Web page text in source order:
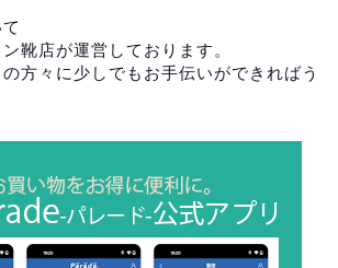
靴店が運営しております。
方々に少しでもお手伝いができればう